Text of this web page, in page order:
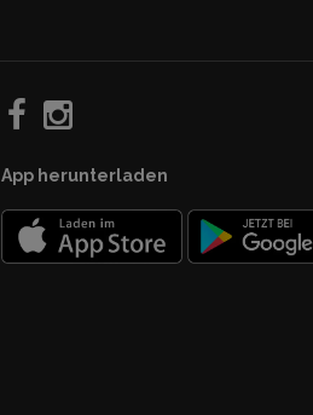
App herunterladen